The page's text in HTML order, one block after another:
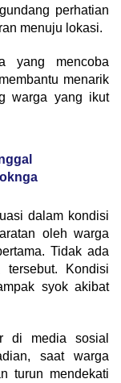
perhatian
menuju lokasi.
yang mencoba
menarik
warga yang ikut
dalam kondisi
oleh warga
Tidak ada
Kondisi
syok akibat
di media sosial
saat warga
turun mendekati